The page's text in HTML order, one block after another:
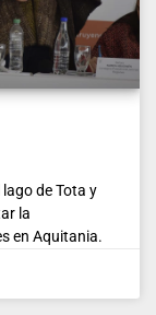
de Tota y
la
en Aquitania.